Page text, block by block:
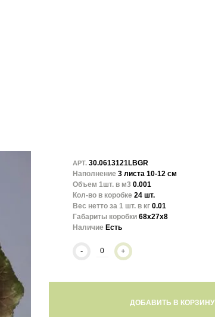
АРТ. 30.0613121LBGR
Наполнение 3 листа 10-12 см
Объем 1шт. в м3 0.001
Кол-во в коробке 24 шт.
Вес нетто за 1 шт. в кг 0.01
Габариты коробки 68x27x8
Наличие Есть
- +
ДОБАВИТЬ В КОРЗИНУ